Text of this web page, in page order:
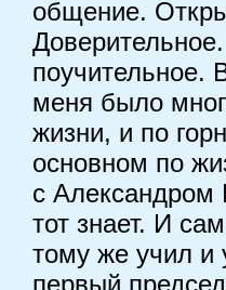
общение.
поучительное.
меня было
жизни, и по
основном по
с Александром
тот знает. И
тому же учил и